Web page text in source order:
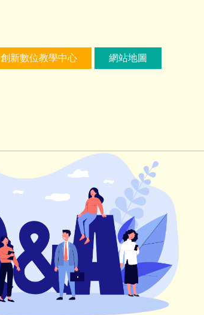
創新數位教學中心 網站地圖